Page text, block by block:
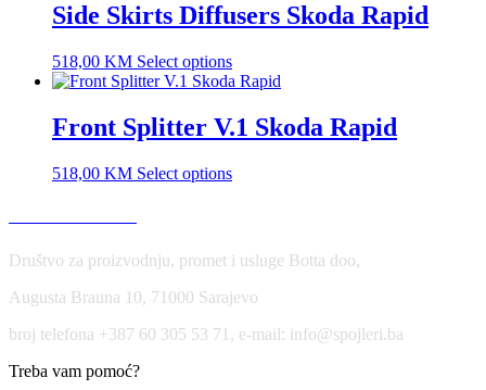
Side Skirts Diffusers Skoda Rapid
518,00 KM Select options
Front Splitter V.1 Skoda Rapid
518,00 KM Select options
Društvo za proizvodnju, promet i usluge Botta doo,
Augusta Brauna 10, 71000 Sarajevo
broj telefona +387 60 305 53 71, e-mail: info@spojleri.ba
Treba vam pomoć?